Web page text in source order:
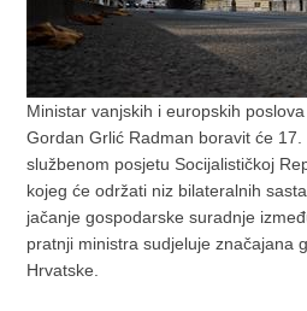
Ministar vanjskih i europskih
Gordan Grlić Radman boravit će
službenom posjetu Socijalističkoj
kojeg će održati niz bilateralnih
jačanje gospodarske suradnje
pratnji ministra sudjeluje značajana
Hrvatske.